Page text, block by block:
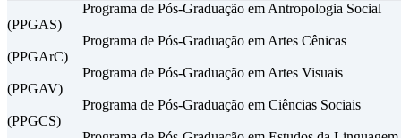
Programa de Pós-Graduação em Antropologia Social
(PPGAS)
Programa de Pós-Graduação em Artes Cênicas
(PPGArC)
Programa de Pós-Graduação em Artes Visuais
(PPGAV)
Programa de Pós-Graduação em Ciências Sociais
(PPGCS)